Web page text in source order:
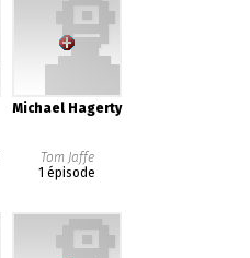
Michael Hagerty
Tom Jaffe
1 épisode